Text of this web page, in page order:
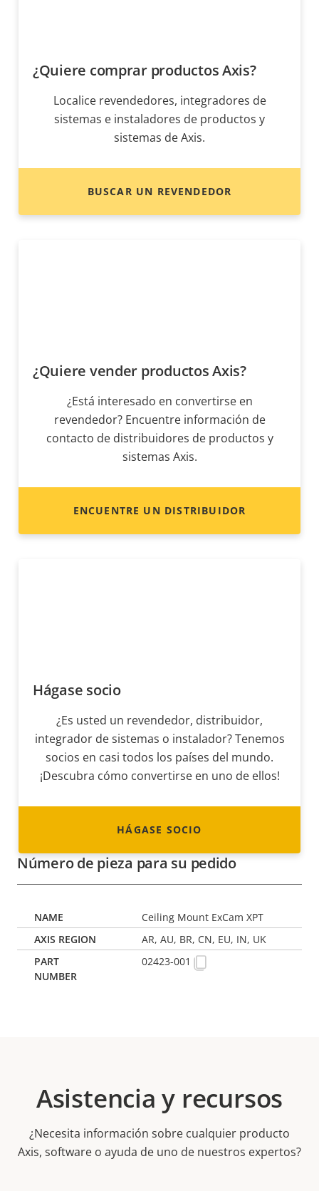
¿Quiere comprar productos Axis?
Localice revendedores, integradores de
sistemas e instaladores de productos y
sistemas de Axis.
BUSCAR UN REVENDEDOR
¿Quiere vender productos Axis?
¿Está interesado en convertirse en
revendedor? Encuentre información de
contacto de distribuidores de productos y
sistemas Axis.
ENCUENTRE UN DISTRIBUIDOR
Hágase socio
¿Es usted un revendedor, distribuidor,
integrador de sistemas o instalador? Tenemos
socios en casi todos los países del mundo.
¡Descubra cómo convertirse en uno de ellos!
HÁGASE SOCIO
Número de pieza para su pedido
Ceiling Mount ExCam XPT
AR, AU, BR, CN, EU, IN, UK
02423-001
Asistencia y recursos
¿Necesita información sobre cualquier producto
Axis, software o ayuda de uno de nuestros expertos?